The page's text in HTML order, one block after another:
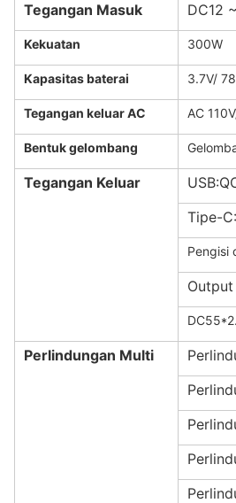
Tegangan Masuk
DC12
Kekuatan 300W
Kapasitas baterai 3.7V/
Tegangan keluar AC AC
Bentuk gelombang
Tegangan Keluar
Tipe-
Pengisi
Perlindungan Multi